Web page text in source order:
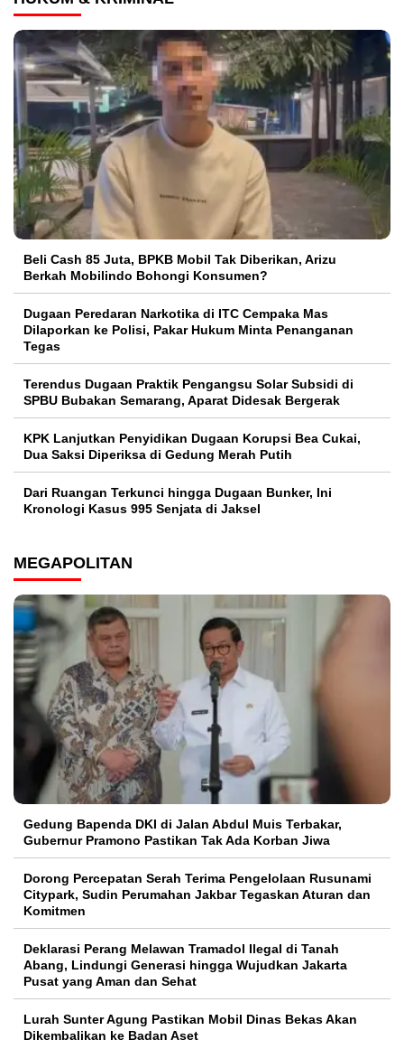
‎Beli Cash 85 Juta, BPKB Mobil Tak Diberikan, Arizu
Berkah Mobilindo Bohongi Konsumen?
Dugaan Peredaran Narkotika di ITC Cempaka Mas
Dilaporkan ke Polisi, Pakar Hukum Minta Penanganan
Tegas
Terendus Dugaan Praktik Pengangsu Solar Subsidi di
SPBU Bubakan Semarang, Aparat Didesak Bergerak
KPK Lanjutkan Penyidikan Dugaan Korupsi Bea Cukai,
Dua Saksi Diperiksa di Gedung Merah Putih
Dari Ruangan Terkunci hingga Dugaan Bunker, Ini
Kronologi Kasus 995 Senjata di Jaksel
MEGAPOLITAN
Gedung Bapenda DKI di Jalan Abdul Muis Terbakar,
Gubernur Pramono Pastikan Tak Ada Korban Jiwa
Dorong Percepatan Serah Terima Pengelolaan Rusunami
Citypark, Sudin Perumahan Jakbar Tegaskan Aturan dan
Komitmen
Deklarasi Perang Melawan Tramadol Ilegal di Tanah
Abang, Lindungi Generasi hingga Wujudkan Jakarta
Pusat yang Aman dan Sehat
Lurah Sunter Agung Pastikan Mobil Dinas Bekas Akan
Dikembalikan ke Badan Aset